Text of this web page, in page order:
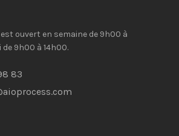
ouvert en semaine de 9h00 à
9h00 à 14h00.
83